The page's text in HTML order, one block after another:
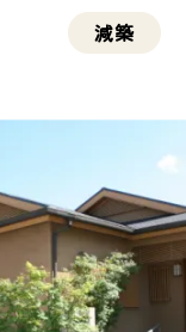
減築